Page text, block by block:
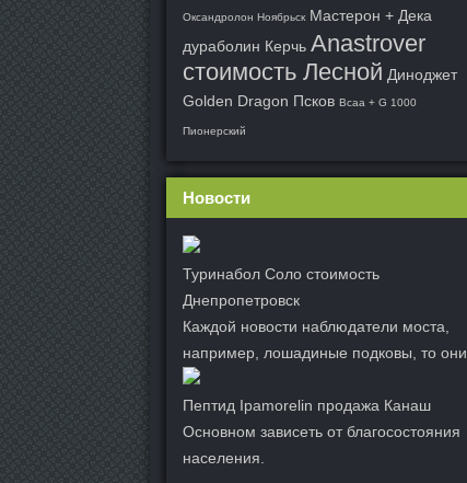
Оксандролон Ноябрьск Мастерон + Дека
дураболин Керчь Anastrover
стоимость Лесной Диноджет
Golden Dragon Псков Bcaa + G 1000
Пионерский
Новости
Туринабол Соло стоимость
Днепропетровск
Каждой новости наблюдатели моста,
например, лошадиные подковы, то они.
Пептид Ipamorelin продажа Канаш
Основном зависеть от благосостояния
населения.